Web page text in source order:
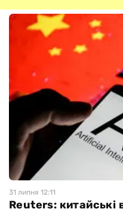
31 липня 12:11
Reuters: китайські